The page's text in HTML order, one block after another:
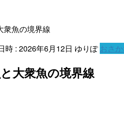
衆魚の境界線
時 : 2026年6月12日 ゆりぽ おさ
大衆魚の境界線